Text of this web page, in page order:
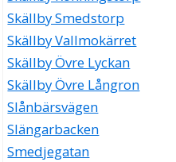
Skällby Smedstorp
Skällby Vallmokärret
Skällby Övre Lyckan
Skällby Övre Långron
Slånbärsvägen
Slängarbacken
Smedjegatan